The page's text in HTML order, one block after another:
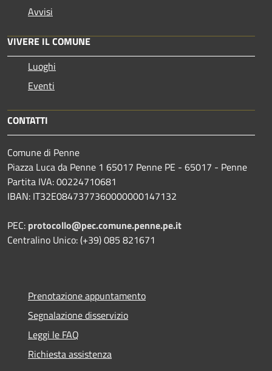
Avvisi
VIVERE IL COMUNE
Luoghi
Eventi
CONTATTI
Comune di Penne
Piazza Luca da Penne 1 65017 Penne PE - 65017 - Penne
Partita IVA: 00224710681
IBAN: IT32E0847377360000000147132
PEC: protocollo@pec.comune.penne.pe.it
Centralino Unico: (+39) 085 821671
Prenotazione appuntamento
Segnalazione disservizio
Leggi le FAQ
Richiesta assistenza